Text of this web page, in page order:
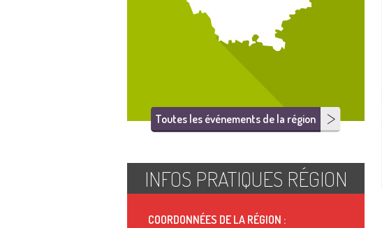
Toutes les événements de la région
INFOS PRATIQUES RÉGION
COORDONNÉES DE LA RÉGION :